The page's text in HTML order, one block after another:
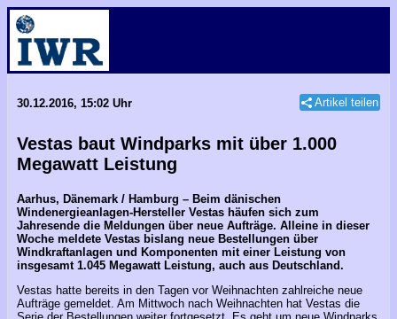
30.12.2016, 15:02 Uhr Artikel teilen
Vestas baut Windparks mit über 1.000
Megawatt Leistung
Aarhus, Dänemark / Hamburg – Beim dänischen
Windenergieanlagen-Hersteller Vestas häufen sich zum
Jahresende die Meldungen über neue Aufträge. Alleine in dieser
Woche meldete Vestas bislang neue Bestellungen über
Windkraftanlagen und Komponenten mit einer Leistung von
insgesamt 1.045 Megawatt Leistung, auch aus Deutschland.
Vestas hatte bereits in den Tagen vor Weihnachten zahlreiche neue
Aufträge gemeldet. Am Mittwoch nach Weihnachten hat Vestas die